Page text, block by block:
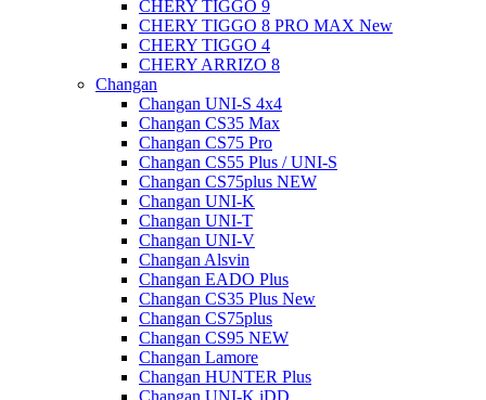
CHERY TIGGO 9
CHERY TIGGO 8 PRO MAX New
CHERY TIGGO 4
CHERY ARRIZO 8
Changan
Changan UNI-S 4x4
Changan CS35 Max
Changan CS75 Pro
Changan CS55 Plus / UNI-S
Changan CS75plus NEW
Changan UNI-K
Changan UNI-T
Changan UNI-V
Changan Alsvin
Changan EADO Plus
Changan CS35 Plus New
Changan CS75plus
Changan CS95 NEW
Changan Lamore
Changan HUNTER Plus
Changan UNI-K iDD